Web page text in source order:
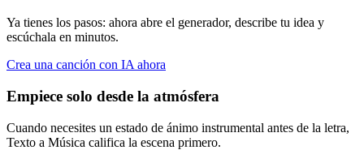
Ya tienes los pasos: ahora abre el generador, describe tu idea y
escúchala en minutos.
Crea una canción con IA ahora
Empiece solo desde la atmósfera
Cuando necesites un estado de ánimo instrumental antes de la letra,
Texto a Música califica la escena primero.